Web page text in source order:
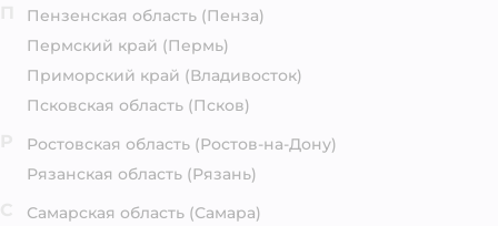
Пензенская область (Пенза)
Пермский край (Пермь)
Приморский край (Владивосток)
Псковская область (Псков)
Ростовская область (Ростов-на-Дону)
Рязанская область (Рязань)
Самарская область (Самара)